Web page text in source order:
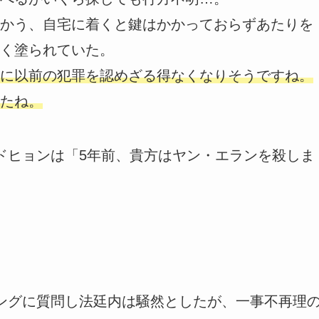
う、自宅に着くと鍵はかかっておらずあたりを
塗られていた。
以前の犯罪を認めざる得なくなりそうですね。
ね。
ョンは「5年前、貴方はヤン・エランを殺しま
に質問し法廷内は騒然としたが、一事不再理